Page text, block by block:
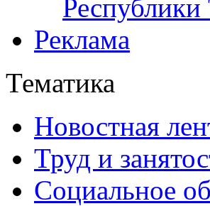
Республики
Реклама
Тематика
Новостная
Труд и
Социальное